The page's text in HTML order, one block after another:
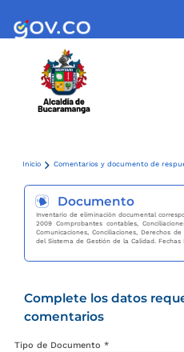
Inicio Comentarios y documento de
Documento
Inventario de eliminación documental
2009 Comprobantes contables,
Comunicaciones, Conciliaciones, Derechos
del Sistema de Gestión de la Calidad. Fechas
Complete los datos
comentarios
Tipo de Documento *